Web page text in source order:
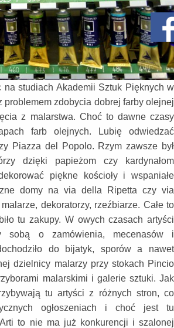
na studiach Akademii Sztuk Pięknych w
problemem zdobycia dobrej farby olejnej
z malarstwa. Choć to dawne czasy
farb olejnych. Lubię odwiedzać
Piazza del Popolo. Rzym zawsze był
dzięki papieżom czy kardynałom
piękne kościoły i wspaniałe
domy na via della Ripetta czy via
dekoratorzy, rzeźbiarze. Całe to
tu zakupy. W owych czasach artyści
sobą o zamówienia, mecenasów i
do bijatyk, sporów a nawet
dzielnicy malarzy przy stokach Pincio
malarskimi i galerie sztuki. Jak
tu artyści z różnych stron, co
ogłoszeniach i choć jest tu
to nie ma już konkurencji i szalonej